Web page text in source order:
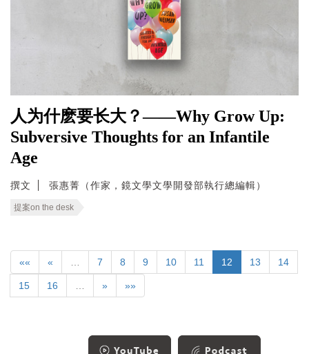
人为什麽要长大？——Why Grow Up:
Subversive Thoughts for an Infantile
Age
撰文 張惠菁（作家，鏡文學文學開發部執行總編輯）
提案on the desk
«« « 7 8 9 10 11 12 13 14
15 16 » »»